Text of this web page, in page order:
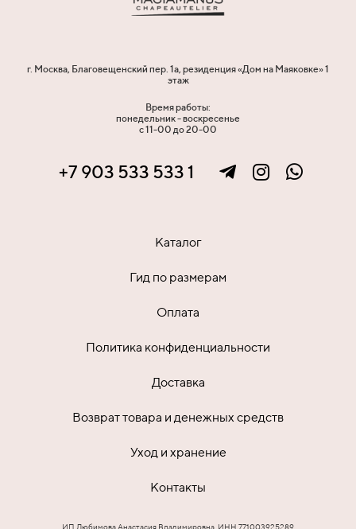
г. Москва, Благовещенский пер. 1а, резиденция «Дом на Маяковке» 1
этаж
Время работы:
понедельник - воскресенье
с 11-00 до 20-00
+7 903 533 533 1
Каталог
Гид по размерам
Оплата
Политика конфиденциальности
Доставка
Возврат товара и денежных средств
Уход и хранение
Контакты
ИП Любимова Анастасия Владимировна, ИНН 771003925289